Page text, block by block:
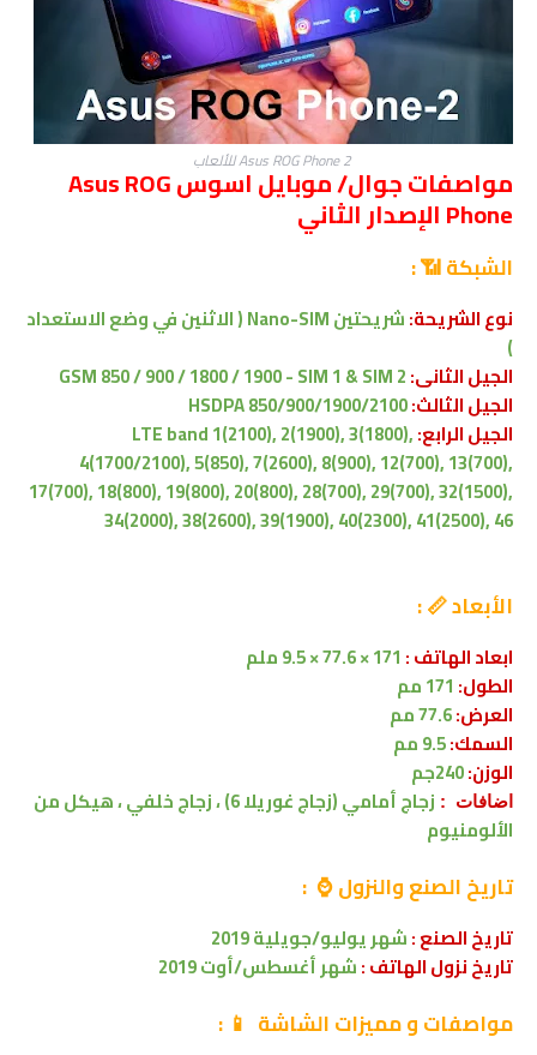
Asus ROG Phone 2 للألعاب
مواصفات جوال/ موبايل اسوس Asus ROG
Phone الإصدار الثاني
الشبكة 📶 :
نوع الشريحة:
شريحتين Nano-SIM ( الاثنين في وضع الاستعداد
)
الجيل الثانى:GSM 850 / 900 / 1800 / 1900 - SIM 1 & SIM 2
الجيل الثالث:HSDPA 850/900/1900/2100
الجيل الرابع:LTE band 1(2100), 2(1900), 3(1800),
4(1700/2100), 5(850), 7(2600), 8(900), 12(700), 13(700),
17(700), 18(800), 19(800), 20(800), 28(700), 29(700), 32(1500),
34(2000), 38(2600), 39(1900), 40(2300), 41(2500), 46
الأبعاد 📏 :
ابعاد الهاتف : 171 × 77.6 × 9.5 ملم
الطول: 171مم
العرض:
السمك:9.5 مم
الوزن:
اضافات :
زجاج أمامي (زجاج غوريلا 6) ، زجاج خلفي ، هيكل من
الألومنيوم
تاريخ الصنع والنزول ⌚ :
تاريخ الصنع :شهر يوليو/جويلية 2019
تاريخ نزول الهاتف :شهر أغسطس/أوت 2019
مواصفاتو مميزات الشاشة 📱
: